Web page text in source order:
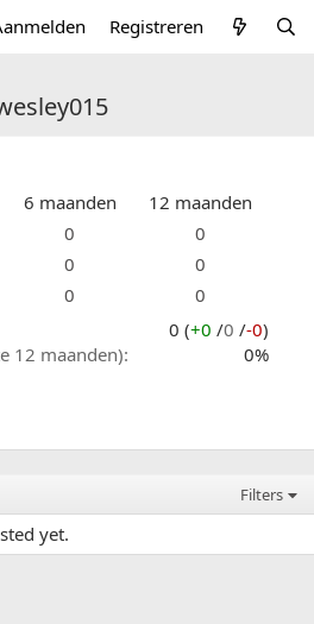
Registreren
6 maanden
12 maanden
0
0
0
0
0
0
0 (+0 /0 /-0)
12 maanden)
0%
Filters
yet.